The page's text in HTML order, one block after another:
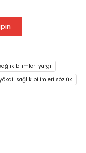
bilimleri yargı
yökdil sağlık bilimleri sözlük